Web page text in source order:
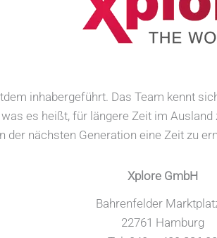
inhabergeführt. Das Team kennt
es heißt, für längere Zeit im
nächsten Generation eine Zeit zu
Xplore GmbH
Bahrenfelder
22761 Hamburg